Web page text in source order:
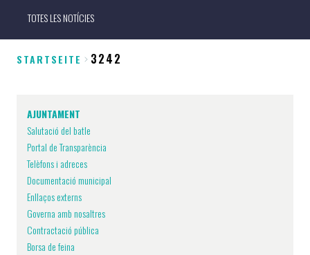
TOTES LES NOTÍCIES
STARTSEITE 3242
AJUNTAMENT
Salutació del batle
Portal de Transparència
Telèfons i adreces
Documentació municipal
Enllaços externs
Governa amb nosaltres
Contractació pública
Borsa de feina